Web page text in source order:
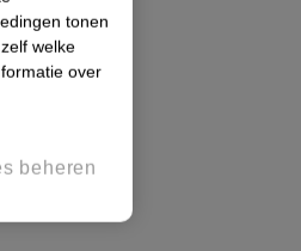
tonen
welke
over
beheren